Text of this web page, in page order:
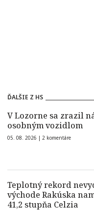
ĎALŠIE Z HS
V Lozorne sa zrazil
osobným vozidlom
05. 08. 2026 | 2 komentáre
Teplotný rekord
východe Rakúska
41,2 stupňa Celzia